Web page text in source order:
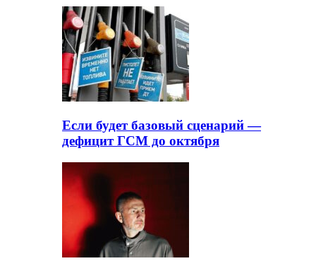
Если будет базовый сценарий —
дефицит ГСМ до октября